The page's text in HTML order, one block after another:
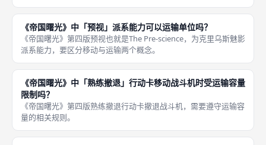
《帝国曙光》中「预视」派系能力可以运输单位吗？
《帝国曙光》第四版预视也就是The Pre‑science，为克里乌斯魅影
派系能力，要区分移动与运输两个概念。
《帝国曙光》中「熟练撤退」行动卡移动战斗机时受运输容量
限制吗？
《帝国曙光》第四版熟练撤退行动卡撤退战斗机，需要遵守运输容
量的相关规则。